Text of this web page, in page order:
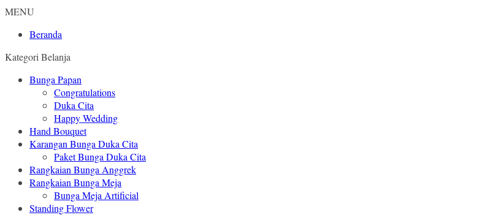
MENU
Beranda
Kategori Belanja
Bunga Papan
Congratulations
Duka Cita
Happy Wedding
Hand Bouquet
Karangan Bunga Duka Cita
Paket Bunga Duka Cita
Rangkaian Bunga Anggrek
Rangkaian Bunga Meja
Bunga Meja Artificial
Standing Flower